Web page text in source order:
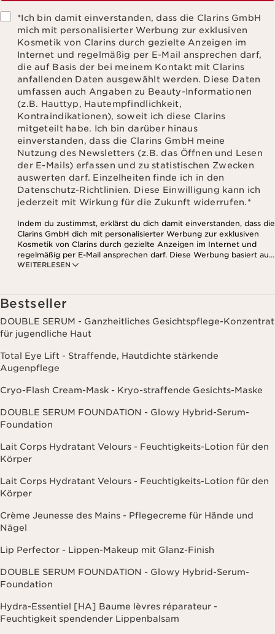
*Ich bin damit einverstanden, dass die Clarins GmbH
mich mit personalisierter Werbung zur exklusiven
Kosmetik von Clarins durch gezielte Anzeigen im
Internet und regelmäßig per E-Mail ansprechen darf,
die auf Basis der bei meinem Kontakt mit Clarins
anfallenden Daten ausgewählt werden. Diese Daten
umfassen auch Angaben zu Beauty-Informationen
(z.B. Hauttyp, Hautempfindlichkeit,
Kontraindikationen), soweit ich diese Clarins
mitgeteilt habe. Ich bin darüber hinaus
einverstanden, dass die Clarins GmbH meine
Nutzung des Newsletters (z.B. das Öffnen und Lesen
der E-Mails) erfassen und zu statistischen Zwecken
auswerten darf. Einzelheiten finde ich in den
Datenschutz-Richtlinien. Diese Einwilligung kann ich
jederzeit mit Wirkung für die Zukunft widerrufen.*
WEITERLESEN
Indem du zustimmst, erklärst du dich damit einverstanden, dass die
Clarins GmbH dich mit personalisierter Werbung zur exklusiven
Kosmetik von Clarins durch gezielte Anzeigen im Internet und
regelmäßig per E-Mail ansprechen darf. Diese Werbung basiert auf
den Daten, die bei deinem Kontakt mit Clarins anfallen,
mitgeteilt hast. Außerdem stimmst du zu, dass die Clarins GmbH
dein Nutzungsverhalten im Zusammenhang mit dem Newsletter
(z.B. das Öffnen und Lesen der E-Mails) erfassen und zu
statistischen Zwecken auswerten darf. Weitere Informationen
findest du in den Datenschutz-Richtlinien. Diese Einwilligung
Bestseller
DOUBLE SERUM - Ganzheitliches Gesichtspflege-Konzentrat
für jugendliche Haut
Total Eye Lift - Straffende, Hautdichte stärkende
Augenpflege
Cryo-Flash Cream-Mask - Kryo-straffende Gesichts-Maske
DOUBLE SERUM FOUNDATION - Glowy Hybrid-Serum-
Foundation
Lait Corps Hydratant Velours - Feuchtigkeits-Lotion für den
Körper
Lait Corps Hydratant Velours - Feuchtigkeits-Lotion für den
Körper
Crème Jeunesse des Mains - Pflegecreme für Hände und
Nägel
Lip Perfector - Lippen-Makeup mit Glanz-Finish
DOUBLE SERUM FOUNDATION - Glowy Hybrid-Serum-
Foundation
Hydra-Essentiel [HA] Baume lèvres réparateur -
Feuchtigkeit spendender Lippenbalsam